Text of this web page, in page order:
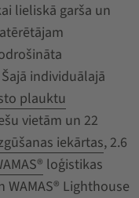
lieliskā garša un
individuālajā
plauktu
vietām un 22
iekārtas, 2.6
loģistikas
Lighthouse